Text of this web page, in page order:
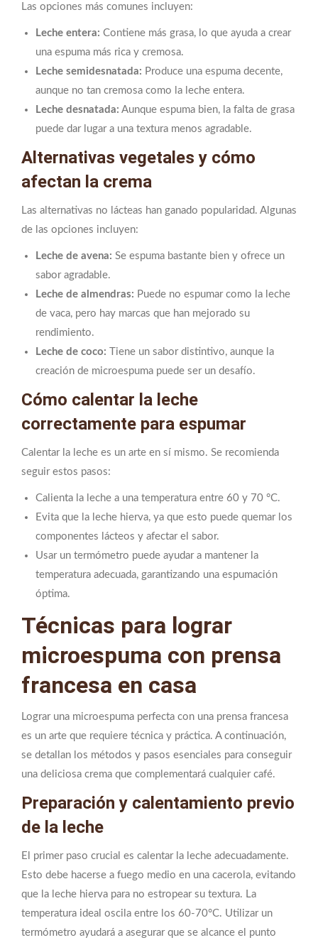
Las opciones más comunes incluyen:
Leche entera: Contiene más grasa, lo que ayuda a crear
una espuma más rica y cremosa.
Leche semidesnatada: Produce una espuma decente,
aunque no tan cremosa como la leche entera.
Leche desnatada: Aunque espuma bien, la falta de grasa
puede dar lugar a una textura menos agradable.
Alternativas vegetales y cómo
afectan la crema
Las alternativas no lácteas han ganado popularidad. Algunas
de las opciones incluyen:
Leche de avena: Se espuma bastante bien y ofrece un
sabor agradable.
Leche de almendras: Puede no espumar como la leche
de vaca, pero hay marcas que han mejorado su
rendimiento.
Leche de coco: Tiene un sabor distintivo, aunque la
creación de microespuma puede ser un desafío.
Cómo calentar la leche
correctamente para espumar
Calentar la leche es un arte en sí mismo. Se recomienda
seguir estos pasos:
Calienta la leche a una temperatura entre 60 y 70 °C.
Evita que la leche hierva, ya que esto puede quemar los
componentes lácteos y afectar el sabor.
Usar un termómetro puede ayudar a mantener la
temperatura adecuada, garantizando una espumación
óptima.
Técnicas para lograr
microespuma con prensa
francesa en casa
Lograr una microespuma perfecta con una prensa francesa
es un arte que requiere técnica y práctica. A continuación,
se detallan los métodos y pasos esenciales para conseguir
una deliciosa crema que complementará cualquier café.
Preparación y calentamiento previo
de la leche
El primer paso crucial es calentar la leche adecuadamente.
Esto debe hacerse a fuego medio en una cacerola, evitando
que la leche hierva para no estropear su textura. La
temperatura ideal oscila entre los 60-70°C. Utilizar un
termómetro ayudará a asegurar que se alcance el punto